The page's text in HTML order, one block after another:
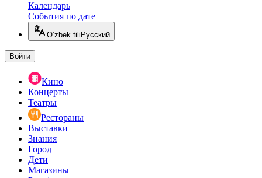
Календарь
События по дате
O’zbek tili Русский
Войти
Кино
Концерты
Театры
Рестораны
Выставки
Знания
Город
Дети
Магазины